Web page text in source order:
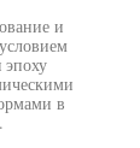
и
эпоху
в